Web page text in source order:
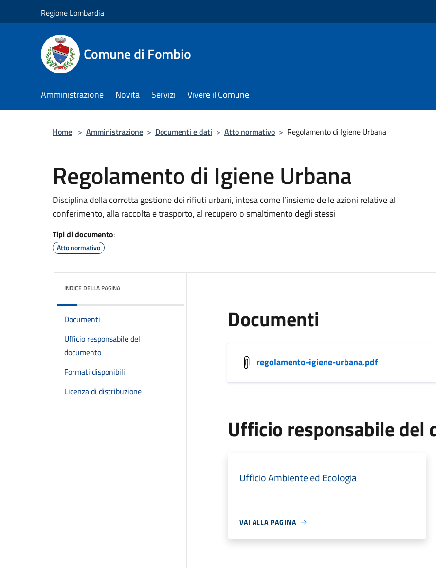
Regione Lombardia
Comune di Fombio
Amministrazione Novità Servizi Vivere il Comune
Home > Amministrazione > Documenti e dati > Atto normativo > Regolamento di Igiene Urbana
Regolamento di Igiene Urbana
Disciplina della corretta gestione dei rifiuti urbani, intesa come l’insieme delle azioni relative al
conferimento, alla raccolta e trasporto, al recupero o smaltimento degli stessi
Tipi di documento:
Atto normativo
INDICE DELLA PAGINA
Documenti
Ufficio responsabile del
documento
Formati disponibili
Licenza di distribuzione
Documenti
regolamento-igiene-urbana.pdf
Ufficio responsabile del
Ufficio Ambiente ed Ecologia
VAI ALLA PAGINA